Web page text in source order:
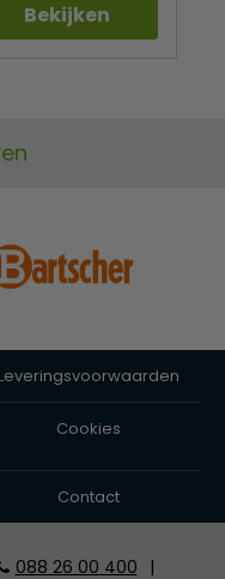
Bekijken
Leveringsvoorwaarden
Cookies
Contact
088 26 00 400 |